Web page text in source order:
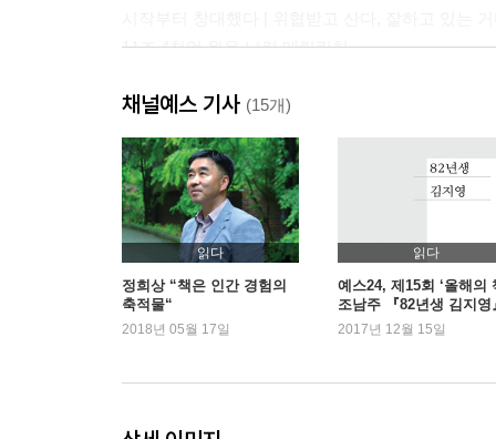
11조 4천억 원을 날린 메릴린치
단군 이래 최대 사기사건
자꾸 죽는다
한국판 [오션스 일레븐]
치사하고 뻔뻔한 청계재단 | ‘도둑적’으로 완벽한
조폭 스타일!
3장 저수지 찾기 프로젝트
비자금 저수지 1호, 2호, 3호, 4호
예습 파트너, 전두환
채널예스 기사 (15개)
읽다
정희상 “책은 인간 경험의
축적물“
2018년 05월 17일
읽다
예스24, 제15회 ‘올해의
조남주 『82년생 김지영
1위
2017년 12월 15일